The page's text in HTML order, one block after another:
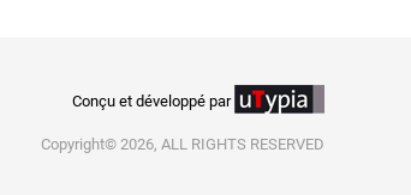
Conçu et développé par
Copyright© 2026, ALL RIGHTS RESERVED